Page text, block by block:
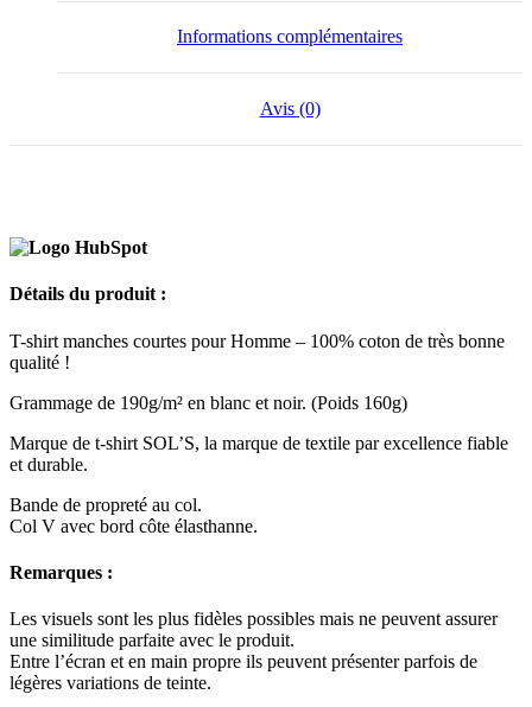
Informations complémentaires
Avis (0)
Détails du produit :
T-shirt manches courtes pour Homme – 100% coton de très bonne
qualité !
Grammage de 190g/m² en blanc et noir. (Poids 160g)
Marque de t-shirt SOL’S, la marque de textile par excellence fiable
et durable.
Bande de propreté au col.
Col V avec bord côte élasthanne.
Remarques :
Les visuels sont les plus fidèles possibles mais ne peuvent assurer
une similitude parfaite avec le produit.
Entre l’écran et en main propre ils peuvent présenter parfois de
légères variations de teinte.